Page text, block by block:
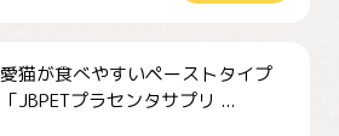
愛猫が食べやすいペーストタイプ
「JBPETプラセンタサプリ ...